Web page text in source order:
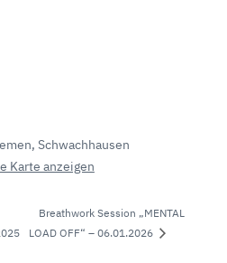
Schwachhausen
Karte anzeigen
Breathwork Session „MENTAL
LOAD OFF“ – 06.01.2026